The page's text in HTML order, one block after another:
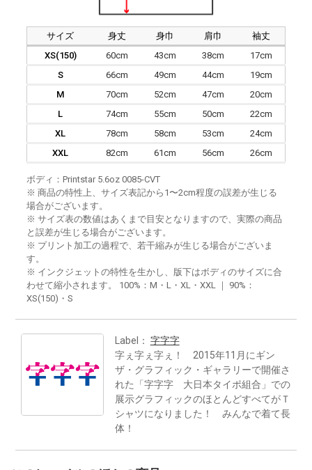
サイズ 身丈 身巾 肩巾
袖丈
XS(150)
60cm 43cm 38cm
17cm
S
66cm 49cm 44cm
19cm
M
70cm 52cm 47cm
20cm
L
74cm 55cm 50cm
22cm
XL
78cm 58cm 53cm
24cm
XXL
82cm 61cm 56cm 26cm
ボディ：Printstar 5.6oz 0085-CVT
※ 商品の特性上、サイズ表記から1〜2cm程度の誤差が生じる
場合がございます。
※ サイズ表の数値はあくまで目安となりますので、実際の商品
と誤差が生じる場合がございます。
※ プリント加工の過程で、若干縮みが生じる場合がございま
す。
※ インクジェットの特性を生かし、版下はボディのサイズに合
わせて縮小されます。 100%：M・L・XL・XXL ｜ 90%：
XS(150)・S
Label： 字字字
字ぇ字ぇ字ぇ！ 2015年11月にギン
ザ・グラフィック・ギャラリーで開催さ
れた「字字字 大日本タイポ組合」での
展示グラフィックのほとんどすべてがＴ
シャツになりました！ みんなで着て長
体！